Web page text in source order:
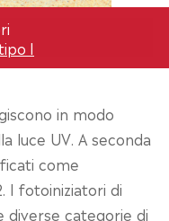
I
in modo
luce UV. A seconda
come
I fotoiniziatori di
diverse categorie di